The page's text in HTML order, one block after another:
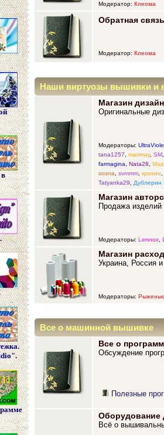
Модератор: Клеома
Обратная связь
Модератор: Клеома
Наши виртуозы вышивки и
Магазин
Оригинальные
Модераторы:
tana1257, marimay, SM,
farmagina, Nata28,
sosna, svmmm, крохин,
Tatyanka29, Дублерин
Магазин
Продажа изделий
Модераторы: Lennox,
Магазин
Украина, Россия
Модераторы:
Все о машинной вышивке
Все о
Обсуждение
Полезные
Всё о